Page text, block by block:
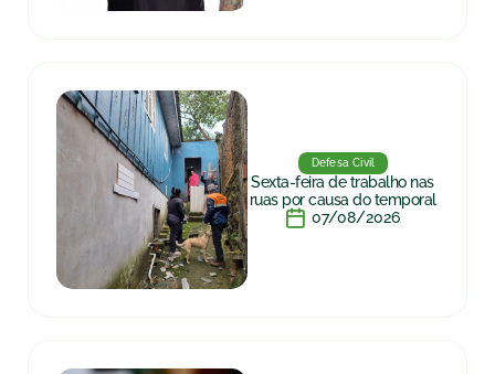
Defesa Civil
Sexta-feira de trabalho nas
ruas por causa do temporal
07/08/2026